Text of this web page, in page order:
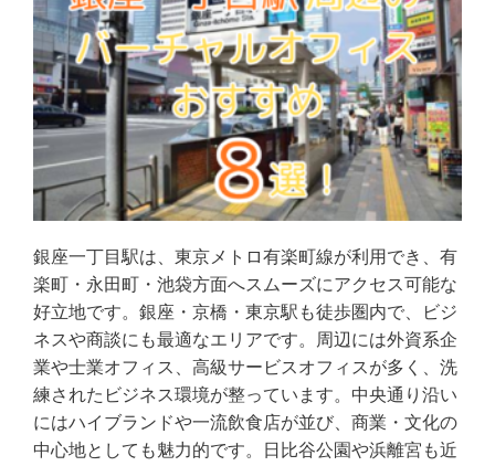
銀座一丁目駅は、東京メトロ有楽町線が利用でき、有
楽町・永田町・池袋方面へスムーズにアクセス可能な
好立地です。銀座・京橋・東京駅も徒歩圏内で、ビジ
ネスや商談にも最適なエリアです。周辺には外資系企
業や士業オフィス、高級サービスオフィスが多く、洗
練されたビジネス環境が整っています。中央通り沿い
にはハイブランドや一流飲食店が並び、商業・文化の
中心地としても魅力的です。日比谷公園や浜離宮も近